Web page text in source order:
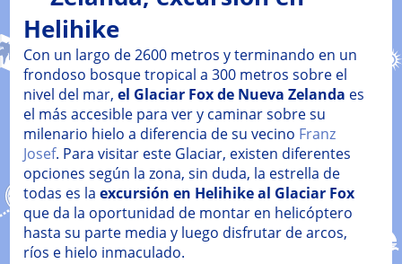
Helihike
Con un largo de 2600 metros y terminando en un
frondoso bosque tropical a 300 metros sobre el
nivel del mar, el Glaciar Fox de Nueva Zelanda es
el más accesible para ver y caminar sobre su
milenario hielo a diferencia de su vecino Franz
Josef. Para visitar este Glaciar, existen diferentes
opciones según la zona, sin duda, la estrella de
todas es la excursión en Helihike al Glaciar Fox
que da la oportunidad de montar en helicóptero
hasta su parte media y luego disfrutar de arcos,
ríos e hielo inmaculado.